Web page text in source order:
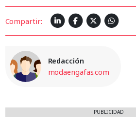
Compartir:
Redacción
modaengafas.com
PUBLICIDAD